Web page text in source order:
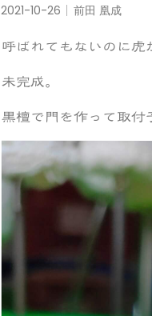
2021-10-26 前田 凰成
呼ばれてもないのに虎
未完成。
黒檀で門を作って取付